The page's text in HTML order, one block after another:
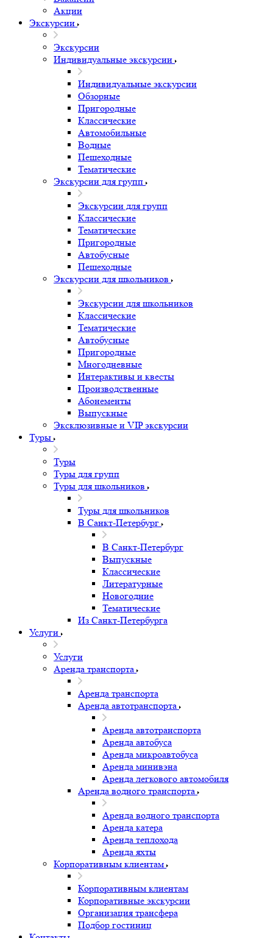
Акции
Экскурсии
Экскурсии
Индивидуальные экскурсии
Индивидуальные экскурсии
Обзорные
Пригородные
Классические
Автомобильные
Водные
Пешеходные
Тематические
Экскурсии для групп
Экскурсии для групп
Классические
Тематические
Пригородные
Автобусные
Пешеходные
Экскурсии для школьников
Экскурсии для школьников
Классические
Тематические
Автобусные
Пригородные
Многодневные
Интерактивы и квесты
Производственные
Абонементы
Выпускные
Эксклюзивные и VIP экскурсии
Туры
Туры
Туры для групп
Туры для школьников
Туры для школьников
В Санкт-Петербург
В Санкт-Петербург
Выпускные
Классические
Литературные
Новогодние
Тематические
Из Санкт-Петербурга
Услуги
Услуги
Аренда транспорта
Аренда транспорта
Аренда автотранспорта
Аренда автотранспорта
Аренда автобуса
Аренда микроавтобуса
Аренда минивэна
Аренда легкового автомобиля
Аренда водного транспорта
Аренда водного транспорта
Аренда катера
Аренда теплохода
Аренда яхты
Корпоративным клиентам
Корпоративным клиентам
Корпоративные экскурсии
Организация трансфера
Подбор гостиниц